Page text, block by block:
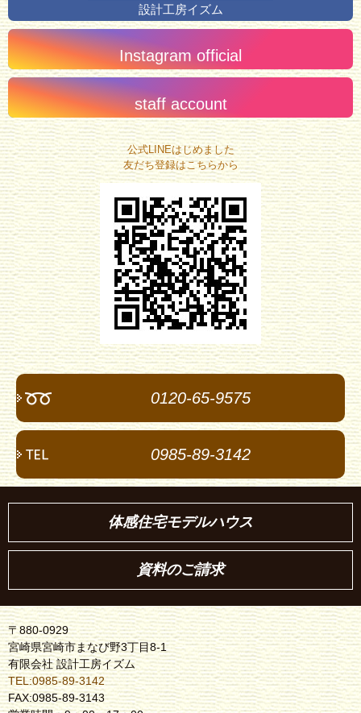
設計工房イズム
Instagram official
staff account
公式LINEはじめました
友だち登録はこちらから
0120-65-9575
0985-89-3142
体感住宅モデルハウス
資料のご請求
〒880-0929
宮崎県宮崎市まなび野3丁目8-1
有限会社 設計工房イズム
TEL:0985-89-3142
FAX:0985-89-3143